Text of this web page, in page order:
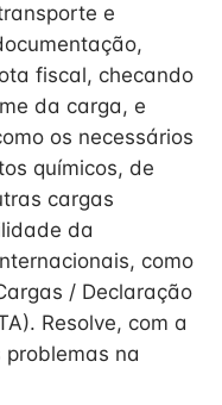
e
fiscal, checando
da carga, e
os necessários
químicos, de
cargas
da
como
/ Declaração
Resolve, com a
na